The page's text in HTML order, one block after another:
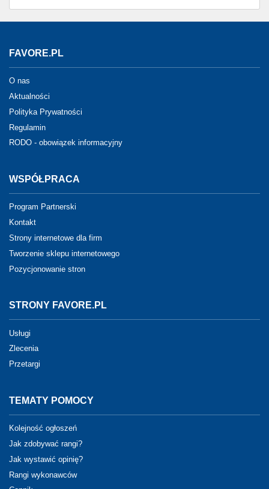
FAVORE.PL
O nas
Aktualności
Polityka Prywatności
Regulamin
RODO - obowiązek informacyjny
WSPÓŁPRACA
Program Partnerski
Kontakt
Strony internetowe dla firm
Tworzenie sklepu internetowego
Pozycjonowanie stron
STRONY FAVORE.PL
Usługi
Zlecenia
Przetargi
TEMATY POMOCY
Kolejność ogłoszeń
Jak zdobywać rangi?
Jak wystawić opinię?
Rangi wykonawców